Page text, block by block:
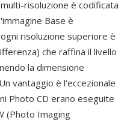
risoluzione è codificata
Base è
risoluzione superiore è
che raffina il livello
la dimensione
vantaggio è l'eccezionale
Photo CD erano eseguite
(Photo Imaging